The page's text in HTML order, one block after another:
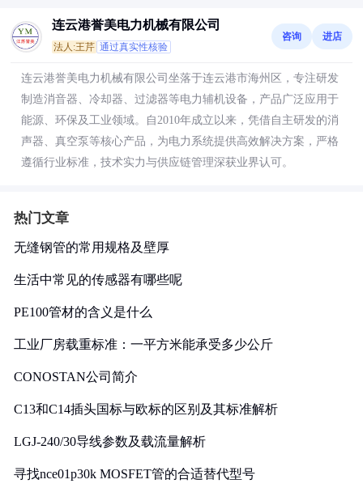
连云港誉美电力机械有限公司
法人:王芹 通过真实性核验
咨询 进店
连云港誉美电力机械有限公司坐落于连云港市海州区，专注研发
制造消音器、冷却器、过滤器等电力辅机设备，产品广泛应用于
能源、环保及工业领域。自2010年成立以来，凭借自主研发的消
声器、真空泵等核心产品，为电力系统提供高效解决方案，严格
遵循行业标准，技术实力与供应链管理深获业界认可。
热门文章
无缝钢管的常用规格及壁厚
生活中常见的传感器有哪些呢
PE100管材的含义是什么
工业厂房载重标准：一平方米能承受多少公斤
CONOSTAN公司简介
C13和C14插头国标与欧标的区别及其标准解析
LGJ-240/30导线参数及载流量解析
寻找nce01p30k MOSFET管的合适替代型号